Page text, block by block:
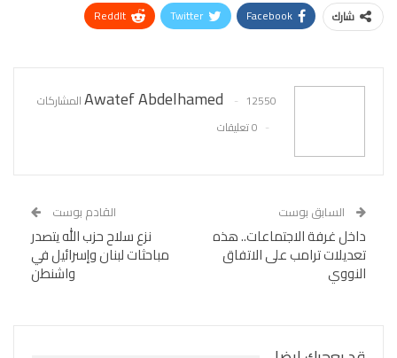
شارك Facebook
Twitter
ReddIt
Awatef Abdelhamed
12550 المشاركات
0 تعليقات
السابق بوست
داخل غرفة الاجتماعات.. هذه
تعديلات ترامب على الاتفاق
النووي
القادم بوست
نزع سلاح حزب الله يتصدر
مباحثات لبنان وإسرائيل في
واشنطن